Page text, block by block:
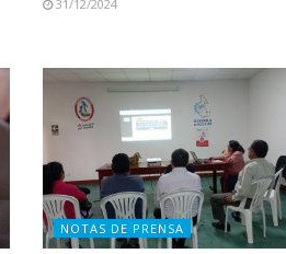
31/12/2024
NOTAS DE PRENSA